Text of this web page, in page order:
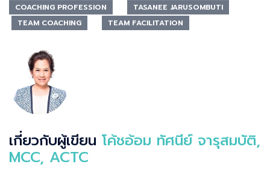
COACHING PROFESSION
TASANEE JARUSOMBUTI
TEAM COACHING
TEAM FACILITATION
เกี่ยวกับผู้เขียน โค้ชอ้อม ทัศนีย์ จารุสมบัติ,
MCC, ACTC